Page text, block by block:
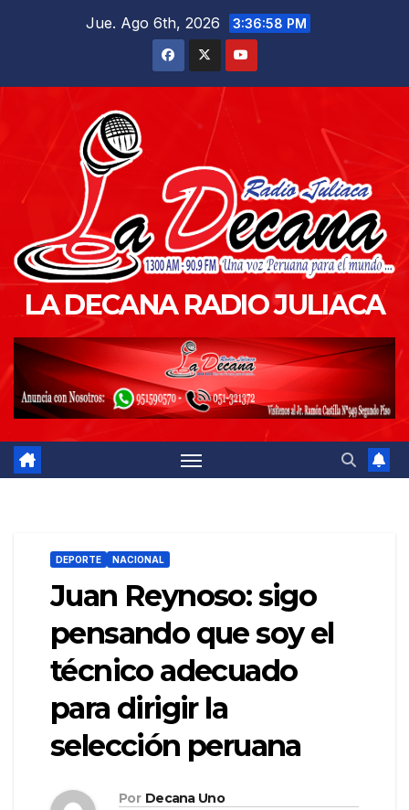
Jue. Ago 6th, 2026 3:37:00 PM
LA DECANA RADIO JULIACA
DEPORTE NACIONAL
Juan Reynoso: sigo
pensando que soy el
técnico adecuado
para dirigir la
selección peruana
Por Decana Uno